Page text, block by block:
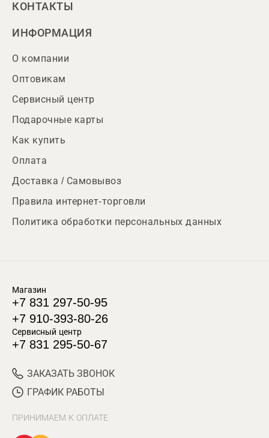
КОНТАКТЫ
ИНФОРМАЦИЯ
О компании
Оптовикам
Сервисный центр
Подарочные карты
Как купить
Оплата
Доставка / Самовывоз
Правила интернет-торговли
Политика обработки персональных данных
Магазин
+7 831 297-50-95
+7 910-393-80-26
Сервисный центр
+7 831 295-50-67
ЗАКАЗАТЬ ЗВОНОК
ГРАФИК РАБОТЫ
ПРИНИМАЕМ К ОПЛАТЕ